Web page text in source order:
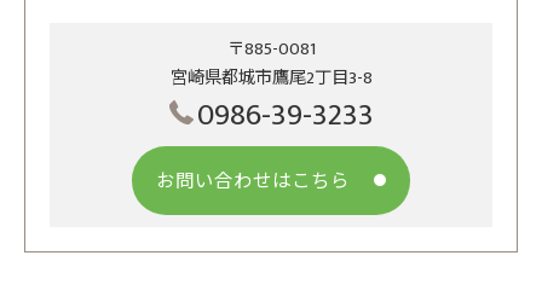
〒885-0081
宮崎県都城市鷹尾2丁目3-8
0986-39-3233
お問い合わせはこちら